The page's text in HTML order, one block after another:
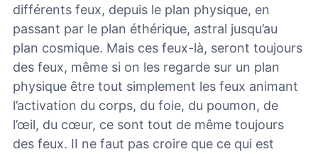
différents feux, depuis le plan physique, en
passant par le plan éthérique, astral jusqu’au
plan cosmique. Mais ces feux-là, seront toujours
des feux, même si on les regarde sur un plan
physique être tout simplement les feux animant
l’activation du corps, du foie, du poumon, de
l’œil, du cœur, ce sont tout de même toujours
des feux. II ne faut pas croire que ce qui est